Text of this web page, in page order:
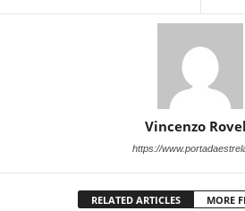
Vincenzo
https://
RELATED ARTICLES MORE